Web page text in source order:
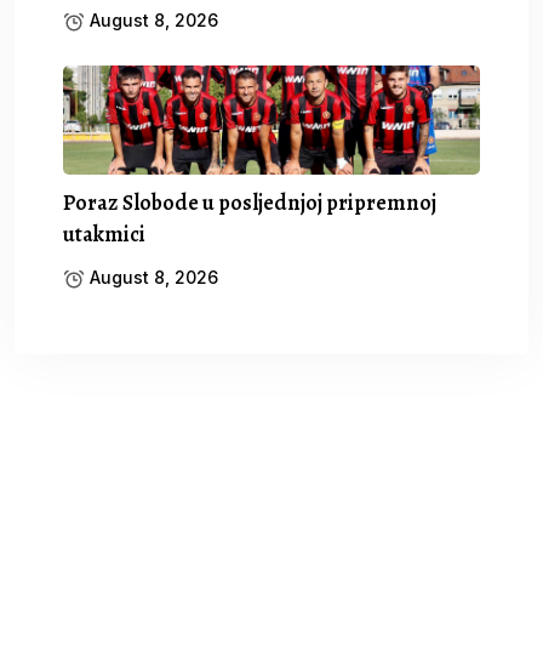
August 8, 2026
Poraz Slobode u posljednjoj pripremnoj
utakmici
August 8, 2026